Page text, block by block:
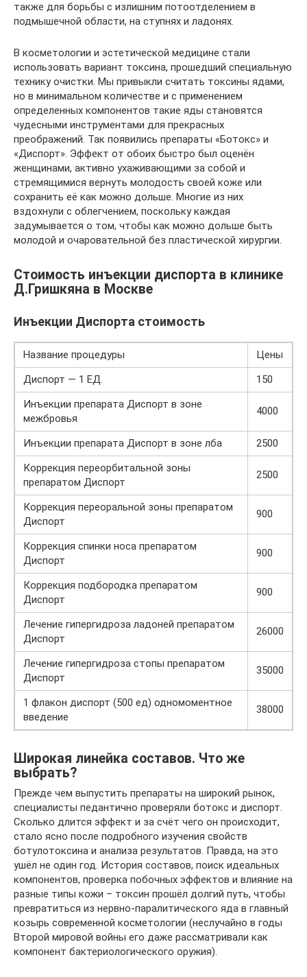
также для борьбы с излишним потоотделением в
подмышечной области, на ступнях и ладонях.
В косметологии и эстетической медицине стали
использовать вариант токсина, прошедший специальную
технику очистки. Мы привыкли считать токсины ядами,
но в минимальном количестве и с применением
определенных компонентов такие яды становятся
чудесными инструментами для прекрасных
преображений. Так появились препараты «Ботокс» и
«Диспорт». Эффект от обоих быстро был оценён
женщинами, активно ухаживающими за собой и
стремящимися вернуть молодость своей коже или
сохранить её как можно дольше. Многие из них
вздохнули с облегчением, поскольку каждая
задумывается о том, чтобы как можно дольше быть
молодой и очаровательной без пластической хирургии.
Стоимость инъекции диспорта в клинике
Д.Гришкяна в Москве
Инъекции Диспорта стоимость
Название процедуры
Цены
Диспорт — 1 ЕД.
150
Инъекции препарата Диспорт в зоне
межбровья
4000
Инъекции препарата Диспорт в зоне лба
2500
Коррекция переорбитальной зоны
препаратом Диспорт
2500
Коррекция переоральной зоны препаратом
Диспорт
900
Коррекция спинки носа препаратом
Диспорт
900
Коррекция подбородка препаратом
Диспорт
900
Лечение гипергидроза ладоней препаратом
Диспорт
26000
Лечение гипергидроза стопы препаратом
Диспорт
35000
1 флакон диспорт (500 ед) одномоментное
введение
38000
Широкая линейка составов. Что же
выбрать?
Прежде чем выпустить препараты на широкий рынок,
специалисты педантично проверяли ботокс и диспорт.
Сколько длится эффект и за счёт чего он происходит,
стало ясно после подробного изучения свойств
ботулотоксина и анализа результатов. Правда, на это
ушёл не один год. История составов, поиск идеальных
компонентов, проверка побочных эффектов и влияние на
разные типы кожи – токсин прошёл долгий путь, чтобы
превратиться из нервно-паралитического яда в главный
козырь современной косметологии (неслучайно в годы
Второй мировой войны его даже рассматривали как
компонент бактериологического оружия).